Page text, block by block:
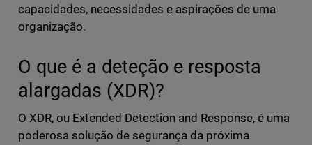
capacidades, necessidades e aspirações de uma
organização.
O que é a deteção e resposta
alargadas (XDR)?
O XDR, ou Extended Detection and Response, é uma
poderosa solução de segurança da próxima